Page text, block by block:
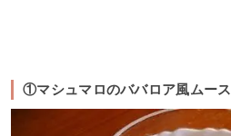
①マシュマロのババロア風ムース